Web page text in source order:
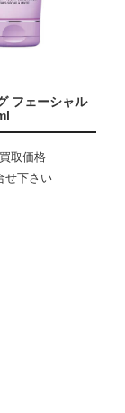
フェーシャル
取価格
せ下さい